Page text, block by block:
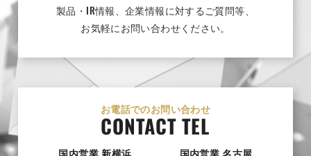
製品・IR情報、企業情報に対するご質問等、
お気軽にお問い合わせください。
お電話でのお問い合わせ
CONTACT TEL
国内営業 新横浜 国内営業 名古屋